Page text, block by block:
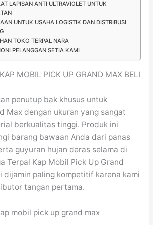
LAPISAN ANTI ULTRAVIOLET UNTUK
UNTUK USAHA LOGISTIK DAN DISTRIBUSI
TOKO TERPAL NARA
PELANGGAN SETIA KAMI
MOBIL PICK UP GRAND MAX BELI
penutup bak khusus untuk
Max dengan ukuran yang sangat
berkualitas tinggi. Produk ini
barang bawaan Anda dari panas
guyuran hujan deras selama di
Terpal Kap Mobil Pick Up Grand
dijamin paling kompetitif karena kami
tangan pertama.